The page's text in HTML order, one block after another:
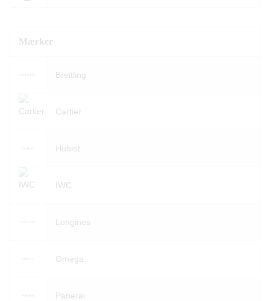
Mærker
Breitling
Cartier
Hublot
IWC
Longines
Omega
Panerai